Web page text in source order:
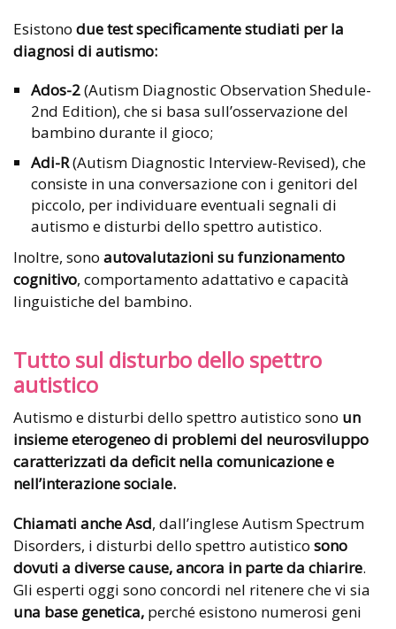
Esistono due test specificamente studiati per la
diagnosi di autismo:
Ados-2(Autism Diagnostic Observation Shedule-
2nd Edition), che si basa sull’osservazione del
bambino durante il gioco;
Adi-R(Autism Diagnostic Interview-Revised), che
consiste in una conversazione con i genitori del
piccolo, per individuare eventuali segnali di
autismo e disturbi dello spettro autistico.
Inoltre, sono autovalutazioni su funzionamento
cognitivo, comportamento adattativo e capacità
linguistiche del bambino.
Tutto sul disturbo dello spettro
autistico
Autismo e disturbi dello spettro autistico sono un
insieme eterogeneo di problemi del neurosviluppo
caratterizzati da deficit nella comunicazione e
nell’interazione sociale.
Chiamati anche Asd, dall’inglese Autism Spectrum
Disorders, i disturbi dello spettro autistico sono
dovuti a diverse cause, ancora in parte da chiarire.
Gli esperti oggi sono concordi nel ritenere che vi sia
una base genetica, perché esistono numerosi geni